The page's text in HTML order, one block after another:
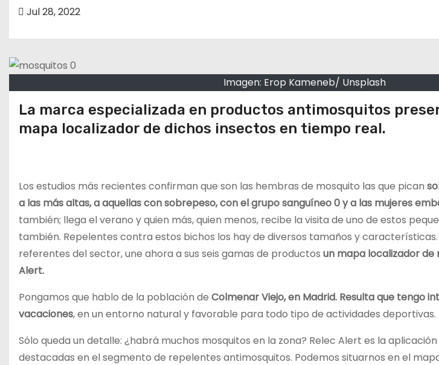
Jul 28, 2022
Imagen: Erop Kameneb/ Unsplash
La marca especializada en productos antimosquitos
mapa localizador de dichos insectos en tiempo real.
Los estudios más recientes confirman que son las hembras de mosquito las que pican
a las más altas, a aquellas con sobrepeso, con el grupo sanguíneo 0 y a las mujeres
también; llega el verano y quien más, quien menos, recibe la visita de uno de estos
también. Repelentes contra estos bichos los hay de diversos tamaños y características.
referentes del sector, une ahora a sus seis gamas de productos un mapa localizador de
Alert.
Pongamos que hablo de la población de Colmenar Viejo, en Madrid. Resulta que tengo
vacaciones, en un entorno natural y favorable para todo tipo de actividades deportivas.
Sólo queda un detalle: ¿habrá muchos mosquitos en la zona? Relec Alert es la
destacadas en el segmento de repelentes antimosquitos. Podemos situarnos en el